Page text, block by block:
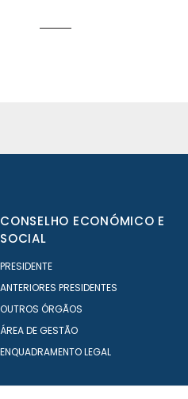
CONSELHO ECONÓMICO E
SOCIAL
PRESIDENTE
ANTERIORES PRESIDENTES
OUTROS ÓRGÃOS
ÁREA DE GESTÃO
ENQUADRAMENTO LEGAL